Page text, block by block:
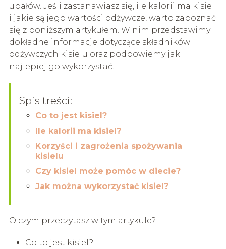
upałów. Jeśli zastanawiasz się, ile kalorii ma kisiel
i jakie są jego wartości odżywcze, warto zapoznać
się z poniższym artykułem. W nim przedstawimy
dokładne informacje dotyczące składników
odżywczych kisielu oraz podpowiemy jak
najlepiej go wykorzystać.
Spis treści:
Co to jest kisiel?
Ile kalorii ma kisiel?
Korzyści i zagrożenia spożywania
kisielu
Czy kisiel może pomóc w diecie?
Jak można wykorzystać kisiel?
O czym przeczytasz w tym artykule?
Co to jest kisiel?